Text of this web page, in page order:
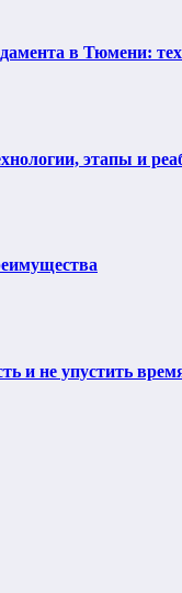
в Тюмени:
этапы и
и не упустить